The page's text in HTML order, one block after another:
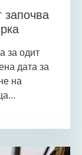
започва
за одит
дата за
на